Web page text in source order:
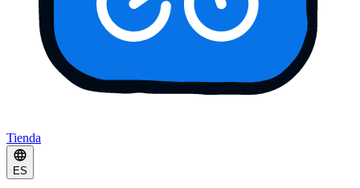
Tienda
ES